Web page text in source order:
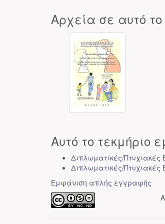
Αρχεία σε αυτό το
Αυτό το τεκμήριο
Διπλωματικές/Πτυχιακές
Διπλωματικές/Πτυχιακές
Εμφάνιση απλής εγγραφής